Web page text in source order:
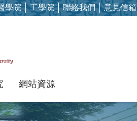
學院 工學院 聯絡我們 意見信箱
網站資源